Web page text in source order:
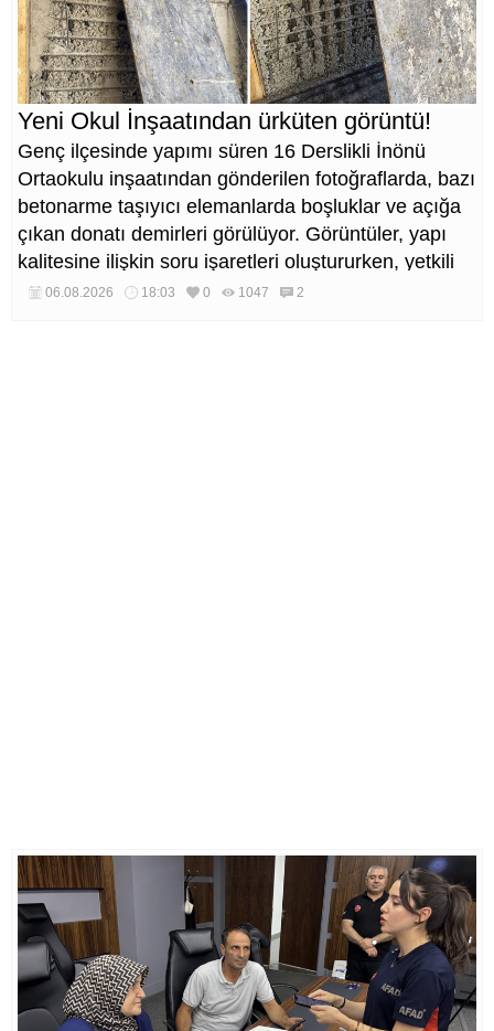
Yeni Okul İnşaatından ürküten görüntü!
Genç ilçesinde yapımı süren 16 Derslikli İnönü
Ortaokulu inşaatından gönderilen fotoğraflarda, bazı
betonarme taşıyıcı elemanlarda boşluklar ve açığa
çıkan donatı demirleri görülüyor. Görüntüler, yapı
kalitesine ilişkin soru işaretleri oluştururken, yetkili
kurumların teknik inceleme yapması çağrısı yapıldı.
06.08.2026 18:03 0 1047 2